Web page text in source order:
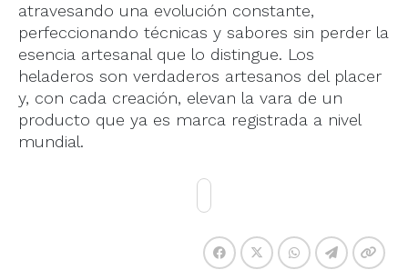
atravesando una evolución constante,
perfeccionando técnicas y sabores sin perder la
esencia artesanal que lo distingue. Los
heladeros son verdaderos artesanos del placer
y, con cada creación, elevan la vara de un
producto que ya es marca registrada a nivel
mundial.